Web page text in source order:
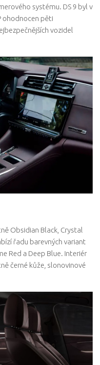
systému. DS 9 byl v
ohodnocen pěti
vozidel
Obsidian Black, Crystal
řadu barevných variant
Red a Deep Blue. Interiér
černé kůže, slonovinové